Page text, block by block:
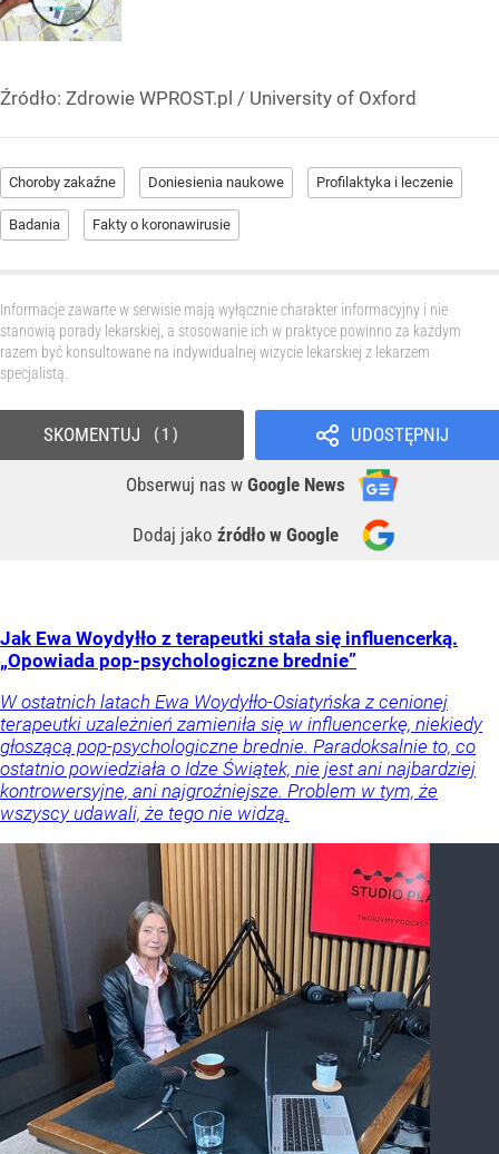
Źródło: Zdrowie WPROST.pl / University of Oxford
Choroby zakaźne Doniesienia naukowe Profilaktyka i leczenie
Badania Fakty o koronawirusie
Informacje zawarte w serwisie mają wyłącznie charakter informacyjny i nie
stanowią porady lekarskiej, a stosowanie ich w praktyce powinno za każdym
razem być konsultowane na indywidualnej wizycie lekarskiej z lekarzem
specjalistą.
UDOSTĘPNIJ
Obserwuj nas w Google News
Dodaj jako źródło w Google
SKOMENTUJ 1
Jak Ewa Woydyłło z terapeutki stała się influencerką.
„Opowiada pop-psychologiczne brednie”
W ostatnich latach Ewa Woydyłło-Osiatyńska z cenionej
terapeutki uzależnień zamieniła się w influencerkę, niekiedy
głoszącą pop-psychologiczne brednie. Paradoksalnie to, co
ostatnio powiedziała o Idze Świątek, nie jest ani najbardziej
kontrowersyjne, ani najgroźniejsze. Problem w tym, że
wszyscy udawali, że tego nie widzą.